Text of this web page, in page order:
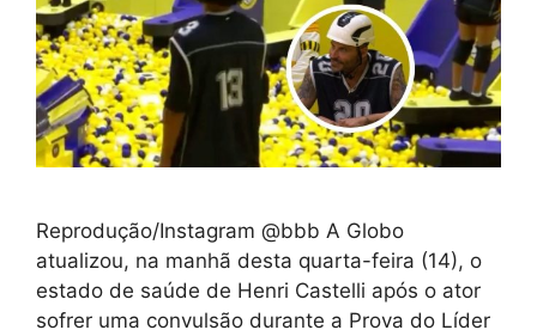
Reprodução/Instagram @bbb A Globo
atualizou, na manhã desta quarta-feira (14), o
estado de saúde de Henri Castelli após o ator
sofrer uma convulsão durante a Prova do Líder